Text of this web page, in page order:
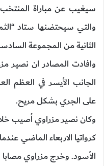
سيغيب عن مباراة المنتخب
والتي سيحتضنها ستاد
الثانية من المجموعة السادسة
وافادت المصادر ان نصير
الجانب الأيسر في العظم
على الجري بشكل مريح.
وكان نصير مزراوي أصيب
كرواتيا الاربعاء الماضي
الأسود. وخرج مزراوي